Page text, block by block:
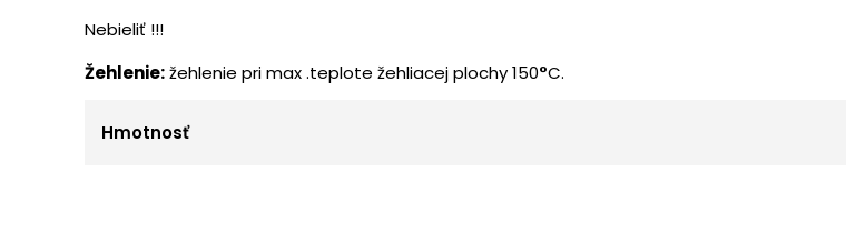
Nebieliť !!!
Žehlenie:žehlenie pri max .teplote žehliacej plochy 150°C.
Hmotnosť